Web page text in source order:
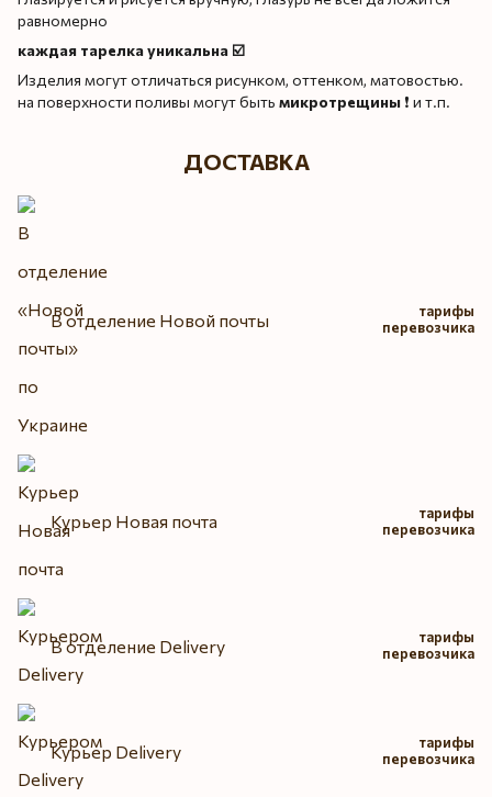
равномерно
каждая тарелка уникальна ☑️
Изделия могут отличаться рисунком, оттенком, матовостью.
на поверхности поливы могут быть микротрещины ❗️ и т.п.
ДОСТАВКА
В отделение Новой почты
тарифы
перевозчика
Курьер Новая почта
тарифы
перевозчика
В отделение Delivery
тарифы
перевозчика
Курьер Delivery
тарифы
перевозчика